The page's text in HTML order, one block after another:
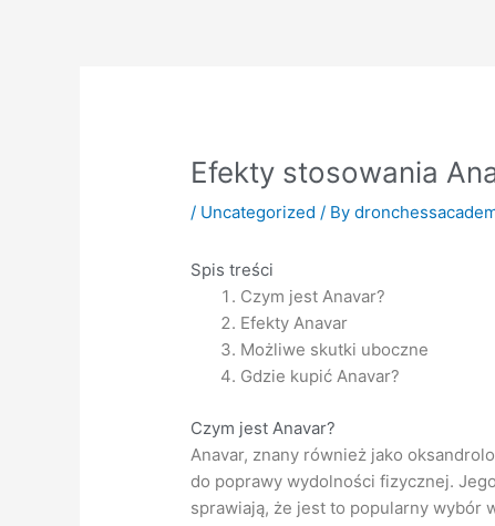
Efekty stosowania
/ Uncategorized / By
Spis treści
Czym jest Anavar?
Efekty Anavar
Możliwe skutki uboczne
Gdzie kupić Anavar?
Czym jest Anavar?
Anavar, znany również jako
do poprawy wydolności fizycznej.
sprawiają, że jest to popularny wybór